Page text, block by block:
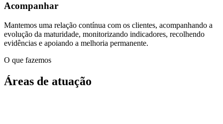
Acompanhar
Mantemos uma relação contínua com os clientes, acompanhando a
evolução da maturidade, monitorizando indicadores, recolhendo
evidências e apoiando a melhoria permanente.
O que fazemos
Áreas de atuação